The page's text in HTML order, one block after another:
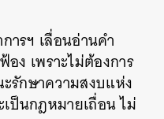
รฯ เลื่อนอ่านคำ
ง เพราะไม่ต้องการ
รักษาความสงบแห่ง
ป็นกฎหมายเถื่อน ไม่